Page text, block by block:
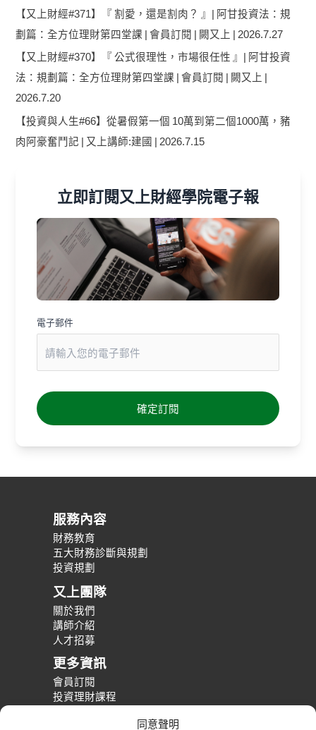
同意聲明
【又上財經#371】『 割愛，還是割肉？ 』| 阿甘投資法：規
劃篇：全方位理財第四堂課 | 會員訂閱 | 闕又上 | 2026.7.27
【又上財經#370】『 公式很理性，市場很任性 』| 阿甘投資
法：規劃篇：全方位理財第四堂課 | 會員訂閱 | 闕又上 |
2026.7.20
【投資與人生#66】從暑假第一個 10萬到第二個1000萬，豬
肉阿豪奮鬥記 | 又上講師:建國 | 2026.7.15
立即訂閱又上財經學院電子報
電子郵件
服務內容
財務教育
五大財務診斷與規劃
投資規劃
又上團隊
關於我們
講師介紹
人才招募
更多資訊
會員訂閱
投資理財課程